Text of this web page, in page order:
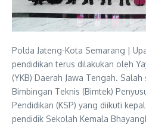
Polda Jateng-Kota Semarang |
pendidikan terus dilakukan oleh
(YKB) Daerah Jawa Tengah.
Bimbingan Teknis (Bimtek)
Pendidikan (KSP) yang diikuti
pendidik Sekolah Kemala